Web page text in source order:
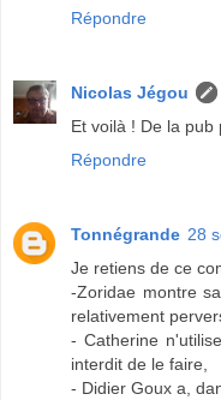
Répondre
Nicolas Jégou
Et voilà ! De la pub
Répondre
Tonnégrande 28
Je retiens de ce
-Zoridae montre
relativement
- Catherine
interdit de le faire,
- Didier Goux a,